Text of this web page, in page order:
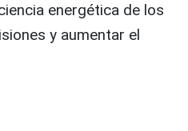
energética de los
y aumentar el